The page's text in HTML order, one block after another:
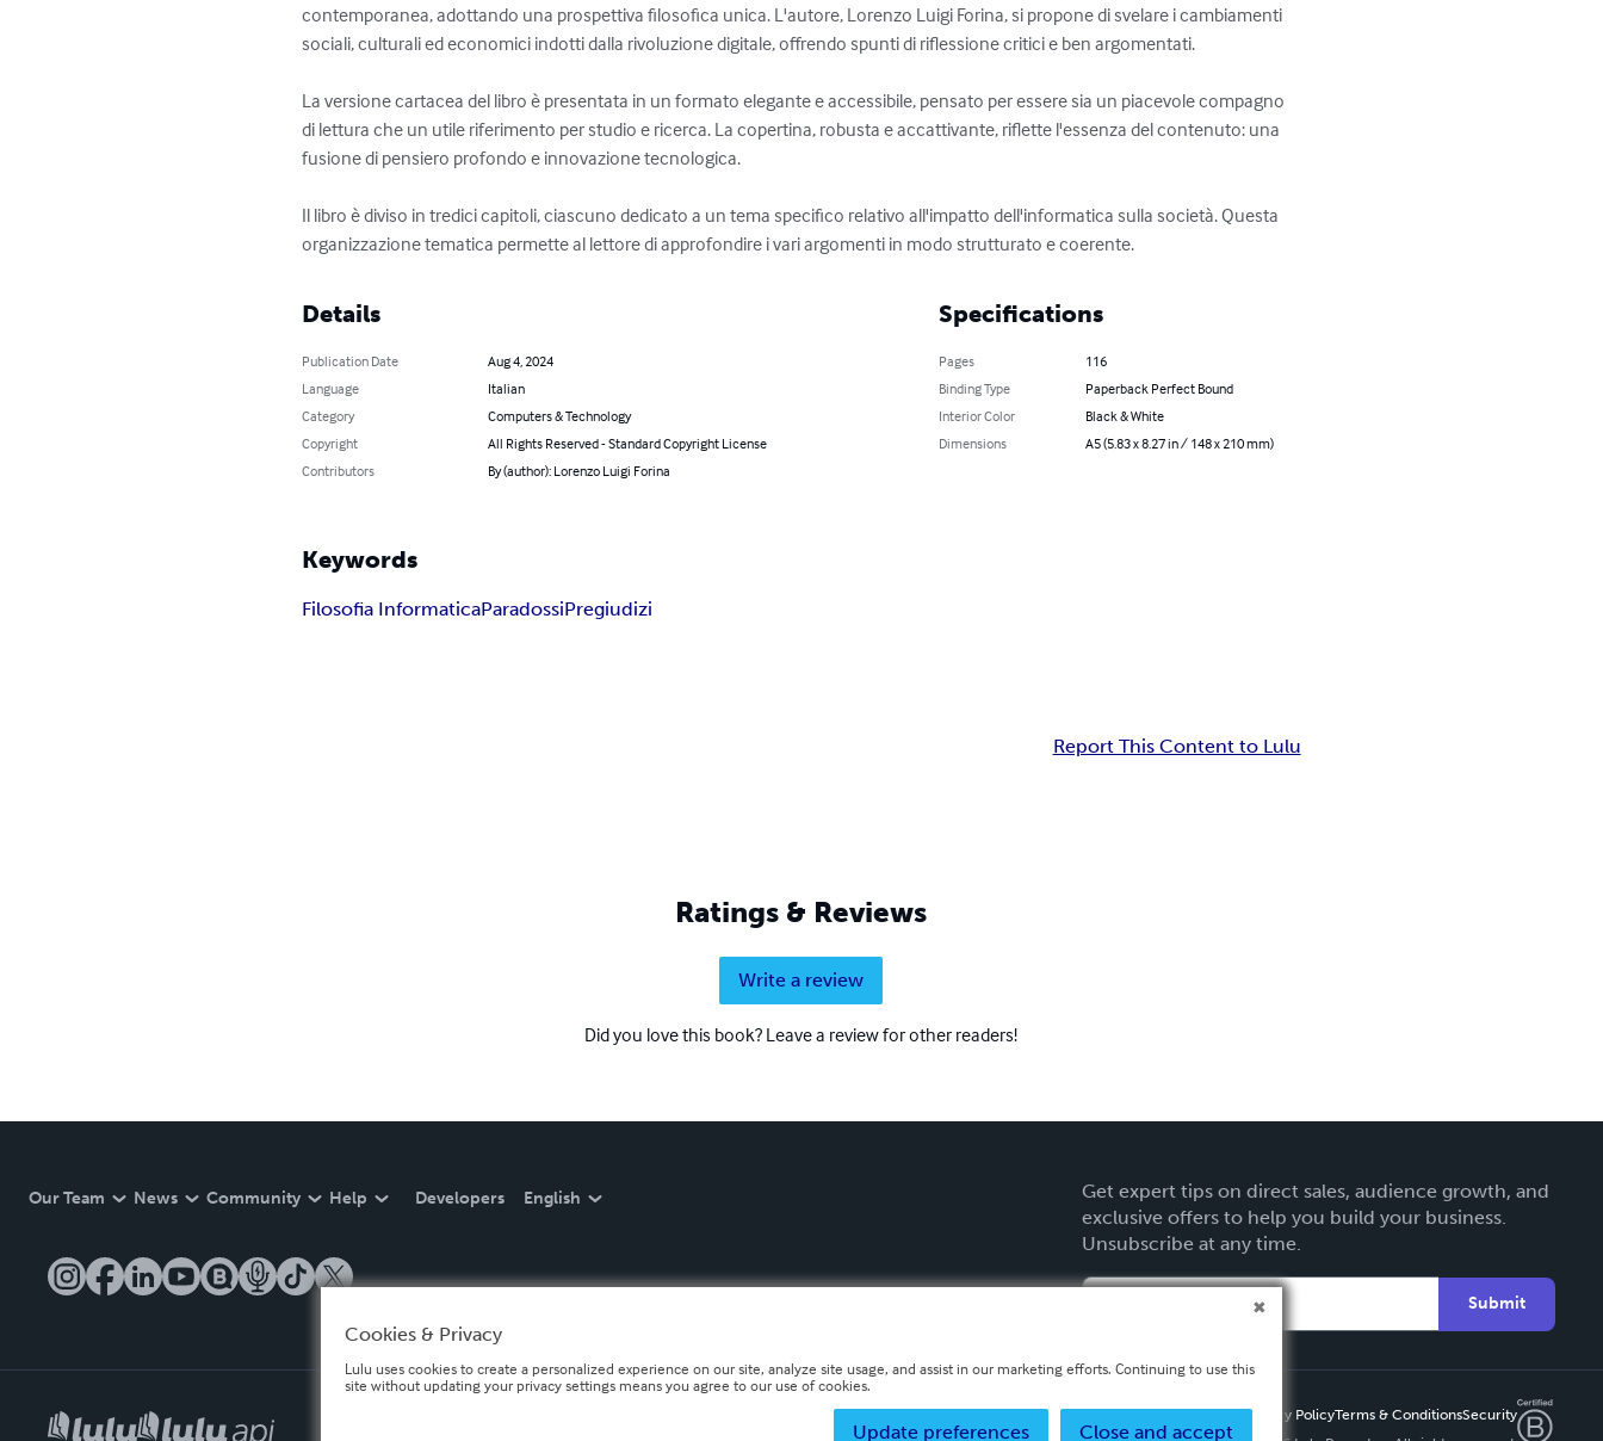
contemporanea, adottando una prospettiva filosofica unica. L'autore, Lorenzo Luigi Forina, si propone di svelare i cambiamenti
sociali, culturali ed economici indotti dalla rivoluzione digitale, offrendo spunti di riflessione critici e ben argomentati.
La versione cartacea del libro è presentata in un formato elegante e accessibile, pensato per essere sia un piacevole compagno
di lettura che un utile riferimento per studio e ricerca. La copertina, robusta e accattivante, riflette l'essenza del contenuto: una
fusione di pensiero profondo e innovazione tecnologica.
Il libro è diviso in tredici capitoli, ciascuno dedicato a un tema specifico relativo all'impatto dell'informatica sulla società. Questa
organizzazione tematica permette al lettore di approfondire i vari argomenti in modo strutturato e coerente.
Details
Publication Date
Aug 4, 2024
Language
Italian
Category
Computers & Technology
Copyright
All Rights Reserved - Standard Copyright License
Contributors
By (author): Lorenzo Luigi Forina
Specifications
Pages
116
Binding Type
Paperback Perfect Bound
Interior Color
Black & White
Dimensions
A5 (5.83 x 8.27 in / 148 x 210 mm)
Keywords
Filosofia InformaticaParadossiPregiudizi
Report This Content to Lulu
Ratings & Reviews
Write a review
Did you love this book? Leave a review for other readers!
Our Team News Community Help Developers English
Get expert tips on direct sales, audience growth, and
exclusive offers to help you build your business.
Unsubscribe at any time.
Submit
Privacy PolicyTerms & ConditionsSecurity
Cookies & Privacy
Lulu uses cookies to create a personalized experience on our site, analyze site usage, and assist in our marketing efforts. Continuing to use this
site without updating your privacy settings means you agree to our use of cookies.
Close and accept
Update preferences